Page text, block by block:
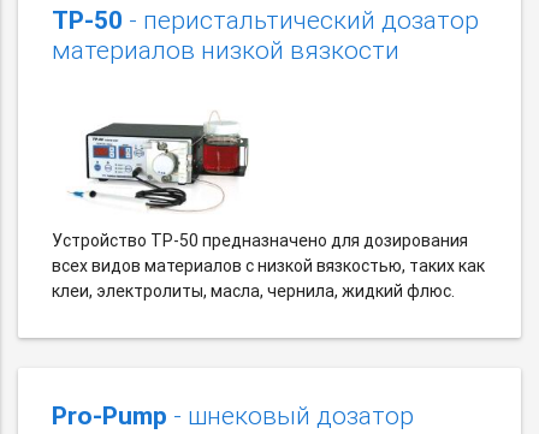
TP-50 - перистальтический дозатор
материалов низкой вязкости
Устройство TP-50 предназначено для дозирования
всех видов материалов с низкой вязкостью, таких как
клеи, электролиты, масла, чернила, жидкий флюс.
Pro-Pump - шнековый дозатор